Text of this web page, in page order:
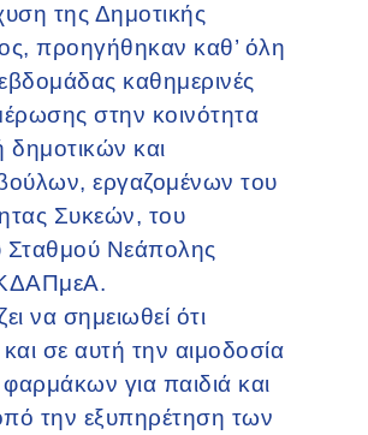
της Δημοτικής
προηγήθηκαν καθ’ όλη
καθημερινές
στην κοινότητα
δημοτικών και
εργαζομένων του
Συκεών, του
Σταθμού Νεάπολης
να σημειωθεί ότι
σε αυτή την αιμοδοσία
για παιδιά και
την εξυπηρέτηση των